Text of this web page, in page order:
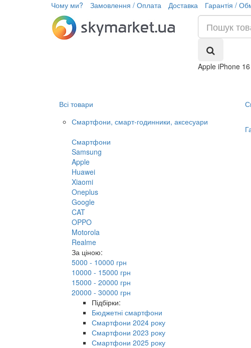
Чому ми? Замовлення / Оплата Доставка Гарантія /
Apple iPhone 16
Всі товари
Смартфони, смарт-годинники, аксесуари
Смартфони
Samsung
Apple
Huawei
Xiaomi
Oneplus
Google
CAT
OPPO
Motorola
Realme
За ціною:
5000 - 10000 грн
10000 - 15000 грн
15000 - 20000 грн
20000 - 30000 грн
Підбірки:
Бюджетні смартфони
Смартфони 2024 року
Смартфони 2023 року
Смартфони 2025 року